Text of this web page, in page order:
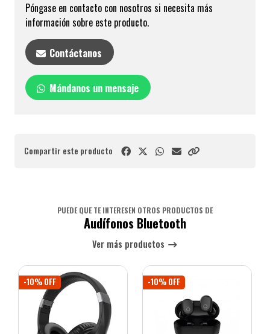
Póngase en contacto con nosotros si necesita más
información sobre este producto.
Contáctanos
Mándanos un mensaje
Compartir este producto
PUEDE QUE TE INTERESEN OTROS PRODUCTOS DE
Audífonos Bluetooth
Ver más productos
-10% OFF -10% OFF